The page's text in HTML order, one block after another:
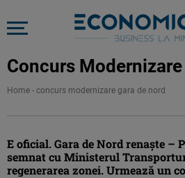
Concurs Modernizare
Home - concurs modernizare gara de nord
E oficial. Gara de Nord renaşte –
semnat cu Ministerul
regenerarea zonei. Urmează un